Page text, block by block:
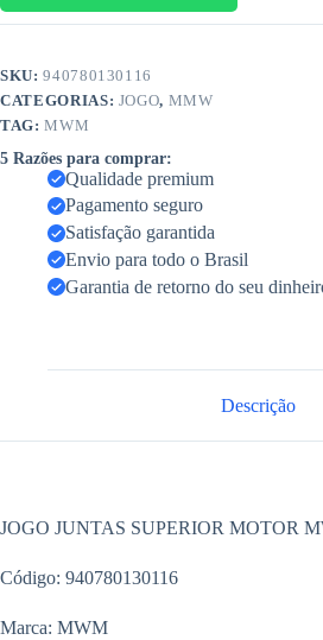
SKU:940780130116
CATEGORIAS: JOGO, MMW
TAG:MWM
5 Razões para comprar:
Qualidade premium
Pagamento seguro
Satisfação garantida
Envio para todo o Brasil
Garantia de retorno do seu
Descrição
JOGO JUNTAS SUPERIOR MOTOR
Código: 940780130116
Marca: MWM